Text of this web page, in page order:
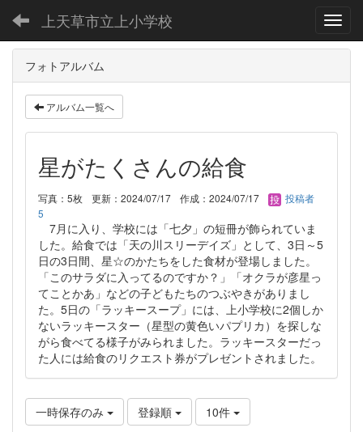
上天草市立上小学校
フォトアルバム
アルバム一覧へ
星がたくさんの給食
写真：5枚 更新：2024/07/17 作成：2024/07/17
投稿者
5
7月に入り、学校には「七夕」の短冊が飾られていま
した。給食では「天の川スリーデイズ」として、3日～5
日の3日間、星☆のかたちをした食材が登場しました。
「このサラダに入ってるのですか？」「オクラが彦星っ
てことかあ」などの子どもたちのつぶやきがありまし
た。5日の「ラッキースープ」には、上小学校に2個しか
ないラッキースター（星型の黄色いパプリカ）を探しな
がら食べてる様子がみられました。ラッキースターだっ
た人には給食のリクエスト券がプレゼントされました。
一時保存のみ 登録順 10件